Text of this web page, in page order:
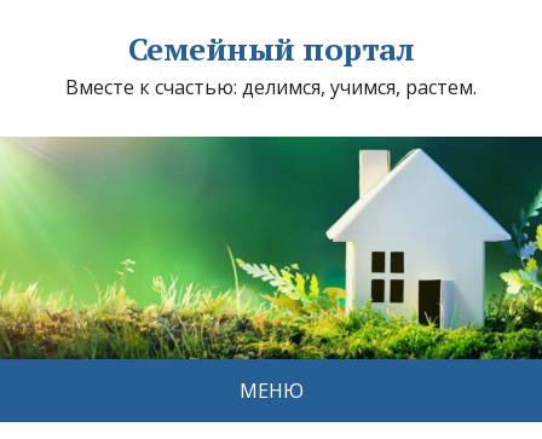
Семейный портал
Вместе к счастью: делимся, учимся, растем.
МЕНЮ